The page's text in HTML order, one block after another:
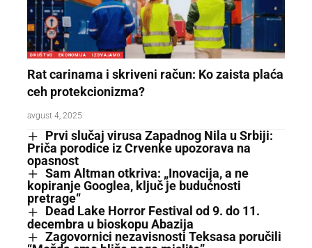
DRUŠTVO EKONOMIJA IZDVAJAMO
Rat carinama i skriveni račun: Ko zaista plaća
ceh protekcionizma?
avgust 4, 2025
Prvi slučaj virusa Zapadnog Nila u Srbiji:
Priča porodice iz Crvenke upozorava na
opasnost
Sam Altman otkriva: „Inovacija, a ne
kopiranje Googlea, ključ je budućnosti
pretrage“
Dead Lake Horror Festival od 9. do 11.
decembra u bioskopu Abazija
Zagovornici nezavisnosti Teksasa poručili